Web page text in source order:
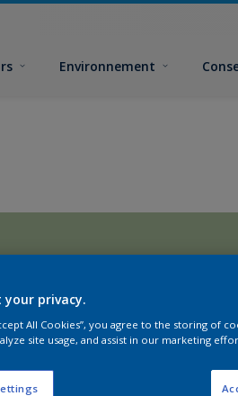
Environnement
your privacy.
All Cookies”, you agree to the storing of
site usage, and assist in our marketing